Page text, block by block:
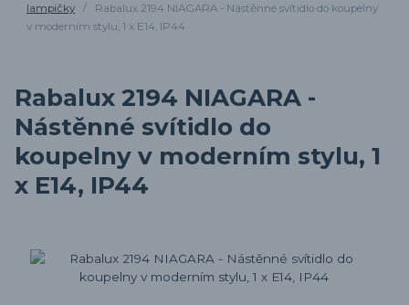
lampičky
Rabalux 2194 NIAGARA - Nástěnné svítidlo do koupelny
v moderním stylu, 1 x E14, IP44
Rabalux 2194 NIAGARA -
Nástěnné svítidlo do
koupelny v moderním stylu, 1
x E14, IP44